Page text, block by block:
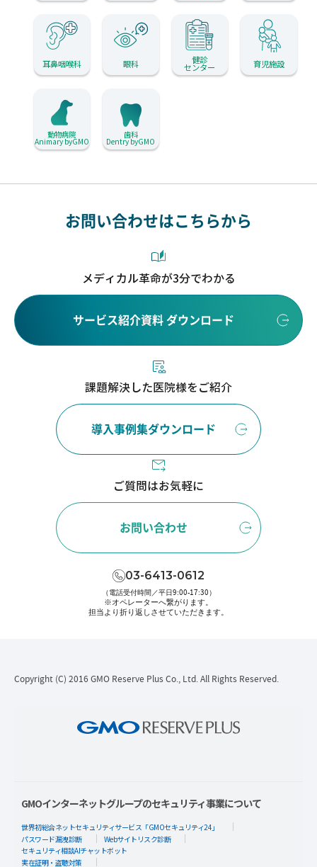
耳鼻咽喉科 眼科 健診
センター 育児施設
動物病院
Animary byGMO
歯科
Dentry byGMO
お問い合わせはこちらから
メディカル革命が3分でわかる
サービス紹介資料 ダウンロード
課題解決した医院様をご紹介
導入事例集ダウンロード
ご質問はお気軽に
お問い合わせ
03-6413-0612
（電話受付時間／平日9:00-17:30）
※オペレーターへ繋がります。
担当より折り返しさせていただきます。
Copyright (C) 2016 GMO Reserve Plus Co., Ltd. All Rights Reserved.
GMOインターネットグループのセキュリティ事業について
世界初総合ネットセキュリティサービス「GMOセキュリティ24」
パスワード漏洩診断
Webサイトリスク診断
セキュリティ相談AIチャットボット
実在証明・盗聴対策